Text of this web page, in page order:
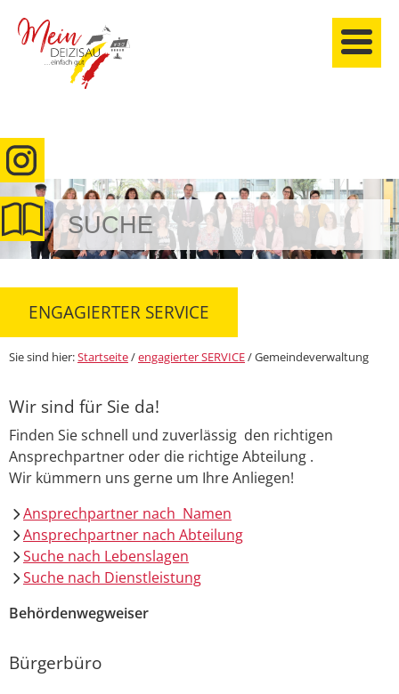
anmelden
ENGAGIERTER SERVICE
Sie sind hier:Startseite/engagierter SERVICE/Gemeindeverwaltung
Wir sind für Sie da!
Finden Sie schnell und zuverlässig den richtigen
Ansprechpartner oder die richtige Abteilung .
Wir kümmern uns gerne um Ihre Anliegen!
Ansprechpartner nach Namen
Ansprechpartner nach Abteilung
Suche nach Lebenslagen
Suche nach Dienstleistung
Behördenwegweiser
Bürgerbüro